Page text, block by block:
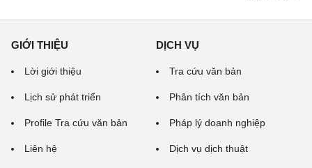
GIỚI THIỆU
Lời giới thiệu
Lịch sử phát triển
Profile Tra cứu văn bản
Liên hệ
DỊCH VỤ
Tra cứu văn bản
Phân tích văn bản
Pháp lý doanh nghiệp
Dịch vụ dịch thuật